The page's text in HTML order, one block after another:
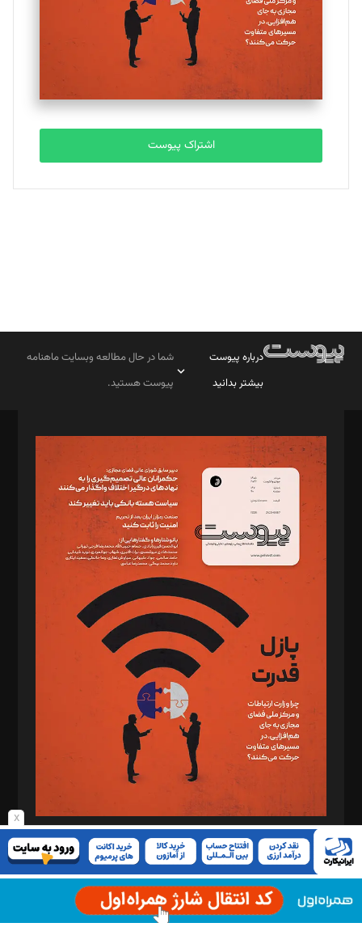
x
ملینا جعفری
تحریریه
مصطفی مسجدی آرانی
تحریریه
بابک نقاش
تحریریه
اشتراک پیوست
درباره پیوست
بیشتر بدانید
شما در حال مطالعه وبسایت ماهنامه
پیوست هستید.
مدیر مسئول: محمدباقر اثنی‌عشری
سردبیر: مهرک محمودی
دبیر تحریریه: میثم قاسمی
د‌بیر ناداستان: سمانه سمیع
د‌بیر خدمت و تجارت: ابوالفضل رجبی
د‌بیر حقوق فناوری: حسام‌الدین ایپکچی
د‌بیر پیوست جهان: مینا پاکدل
د‌بیر تحریریه آنلاین: بابک نقاش
تحریریه‌: مجتبی محمود‌ی، آرش برهمند، یسنا امان‌پور، سروش کرمیان،
مصطفی مسجدی آرانی، ابوالفضل رجبی، زهرا فکرانه، فائزه فتحی
رستمی،مصطفی باستان
ویرایش: نگار استاد‌‌آقا
طراح یونیفرم: مجید توکلی
فیلمبرداری و عکاسی: امیر شفیعی، مانی لطفی زاده
گرافیک و صفحه‌آرایی: سید‌سبحان‌علی ثابت
مد‌یر توسعه تجاری: کامبیز برید‌
امور مالی: شاپور رهبری، محمد‌ کاظمی‌نیا
امور اد‌اری: راضیه محمود‌ی
مرکز تماس: ۰۲۱۴۲۸۲۴۰۰۰
آگهی و مشترکین: ۰۹۱۹۹۹۹۰۴۵۴
شماره ۱۴۷ - مرداد ۱۴۰۵
دانلود ماهنامه